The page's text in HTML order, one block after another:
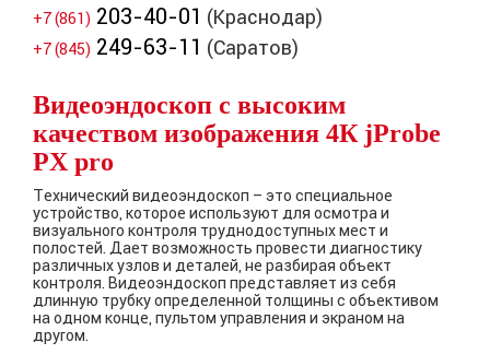
+7 (861) 203-40-01 (Краснодар)
+7 (845) 249-63-11 (Саратов)
Видеоэндоскоп с высоким
качеством изображения 4К jProbe
PX pro
Технический видеоэндоскоп – это специальное
устройство, которое используют для осмотра и
визуального контроля труднодоступных мест и
полостей. Дает возможность провести диагностику
различных узлов и деталей, не разбирая объект
контроля. Видеоэндоскоп представляет из себя
длинную трубку определенной толщины с объективом
на одном конце, пультом управления и экраном на
другом.